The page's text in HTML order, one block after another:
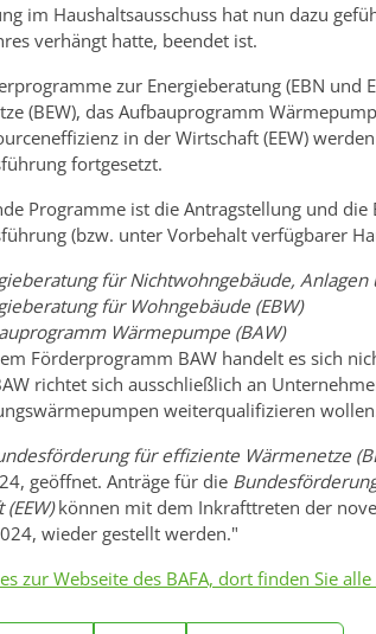
im Haushaltsausschuss hat nun dazu
verhängt hatte, beendet ist.
zur Energieberatung (EBN und
(BEW), das Aufbauprogramm
in der Wirtschaft (EEW)
fortgesetzt.
Programme ist die Antragstellung und
(bzw. unter Vorbehalt verfügbarer
für Nichtwohngebäude, Anlagen
für Wohngebäude (EBW)
Wärmepumpe (BAW)
Förderprogramm BAW handelt es sich
richtet sich ausschließlich an
weiterqualifizieren
für effiziente Wärmenetze
geöffnet. Anträge für die
können mit dem Inkrafttreten der
wieder gestellt werden."
zur Webseite des BAFA, dort finden Sie